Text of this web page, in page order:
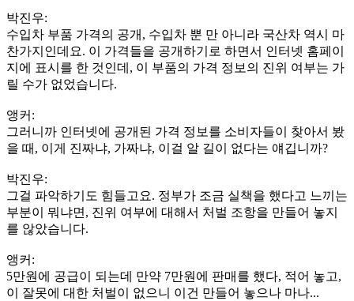
박진우:
수입차 부품 가격의 공개, 수입차 뿐 만 아니라 국산차 역시 마
찬가지인데요. 이 가격들을 공개하기로 하면서 인터넷 홈페이
지에 표시를 한 것인데, 이 부품의 가격 정보의 진위 여부는 가
릴 수가 없었습니다.
앵커:
그러니까 인터넷에 공개된 가격 정보를 소비자들이 찾아서 봤
을 때, 이게 진짜냐, 가짜냐, 이걸 알 길이 없다는 얘깁니까?
박진우:
그걸 파악하기도 힘들고요. 정부가 조금 실책을 했다고 느끼는
부분이 뭐냐면, 진위 여부에 대해서 처벌 조항을 만들어 놓지
를 않았습니다.
앵커:
5만원에 공급이 되는데 만약 7만원에 판매를 했다, 적어 놓고,
이 잘못에 대한 처벌이 없으니 이건 만들어 놓으나 마나...